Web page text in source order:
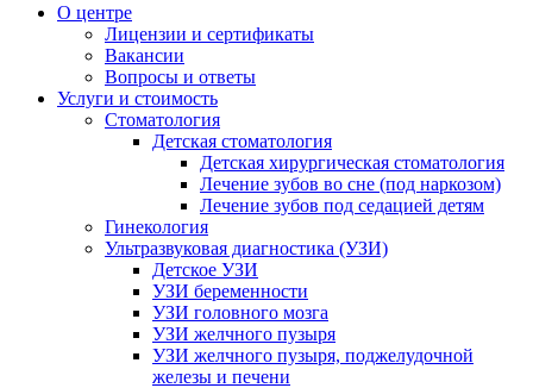
О центре
Лицензии и сертификаты
Вакансии
Вопросы и ответы
Услуги и стоимость
Стоматология
Детская стоматология
Детская хирургическая стоматология
Лечение зубов во сне (под наркозом)
Лечение зубов под седацией детям
Гинекология
Ультразвуковая диагностика (УЗИ)
Детское УЗИ
УЗИ беременности
УЗИ головного мозга
УЗИ желчного пузыря
УЗИ желчного пузыря, поджелудочной
железы и печени